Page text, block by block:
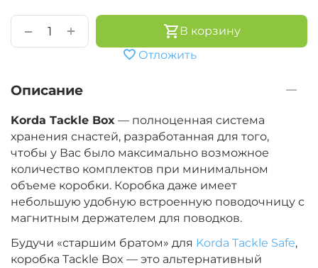
+
−
В корзину
Отложить
Описание
Korda Tackle Box — полноценная система
хранения снастей, разработанная для того,
чтобы у Вас было максимально возможное
количество комплектов при минимальном
объеме коробки. Коробка даже имеет
небольшую удобную встроенную поводочницу с
магнитным держателем для поводков.
Будучи «старшим братом» для Korda Tackle Safe,
коробка Tackle Box — это альтернативный